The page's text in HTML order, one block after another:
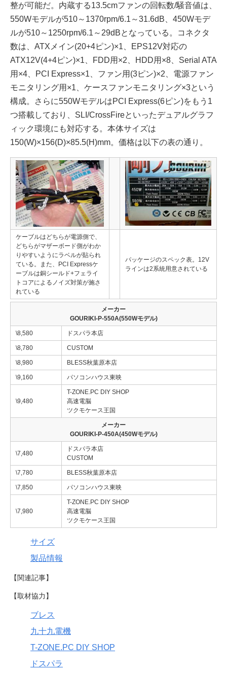
整が可能だ。内蔵する13.5cmファンの回転数/騒音値は、
550Wモデルが510～1370rpm/6.1～31.6dB、450Wモデ
ルが510～1250rpm/6.1～29dBとなっている。コネクタ
数は、ATXメイン(20+4ピン)×1、EPS12V対応の
ATX12V(4+4ピン)×1、FDD用×2、HDD用×8、Serial ATA
用×4、PCI Express×1、ファン用(3ピン)×2、電源ファン
モニタリング用×1、ケースファンモニタリング×3という
構成。さらに550WモデルはPCI Express(6ピン)をもう1
つ搭載しており、SLI/CrossFireといったデュアルグラフ
ィック環境にも対応する。本体サイズは
150(W)×156(D)×85.5(H)mm。価格は以下の表の通り。
ケーブルはどちらが電源側で、
どちらがマザーボード側がわか
りやすいようにラベルが貼られ
ている。また、PCI Expressケ
ーブルは銅シールド+フェライ
トコアによるノイズ対策が施さ
れている
パッケージのスペック表。12V
ラインは2系統用意されている
メーカー
GOURIKI-P-550A(550Wモデル)
\8,580 ドスパラ本店
\8,780 CUSTOM
\8,980 BLESS秋葉原本店
\9,160 パソコンハウス東映
\9,480
T-ZONE.PC DIY SHOP
高速電脳
ツクモケース王国
メーカー
GOURIKI-P-450A(450Wモデル)
\7,480
ドスパラ本店
CUSTOM
\7,780 BLESS秋葉原本店
\7,850 パソコンハウス東映
\7,980
T-ZONE.PC DIY SHOP
高速電脳
ツクモケース王国
サイズ
製品情報
【関連記事】
【取材協力】
ブレス
九十九電機
T-ZONE.PC DIY SHOP
ドスパラ